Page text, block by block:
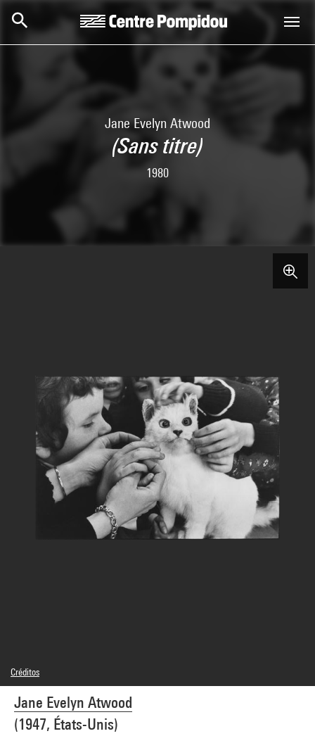
Skip to main content
Centre Pompidou
Jane Evelyn Atwood
(Sans titre)
1980
Jane Evelyn Atwood
(1947, États-Unis)
Créditos
© SAIF
Créditos fotográficos : Centre Pompidou, MNAM-CCI/Georges Meguerditchian/Dist.
GrandPalaisRmn
Referencia de la imagen : 4N59413